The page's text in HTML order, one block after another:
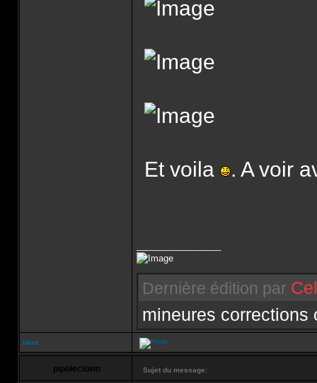
Et voila . A voir
Dernière édition par
mineures corrections
Haut
pipoleclown Sujet du message: